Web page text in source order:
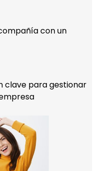
con un
clave para gestionar